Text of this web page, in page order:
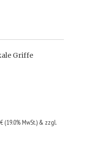
Griffe
(19.0% MwSt.) & zzgl.